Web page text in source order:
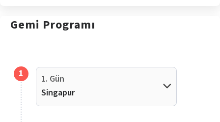
Gemi Programı
1
1. Gün
Singapur